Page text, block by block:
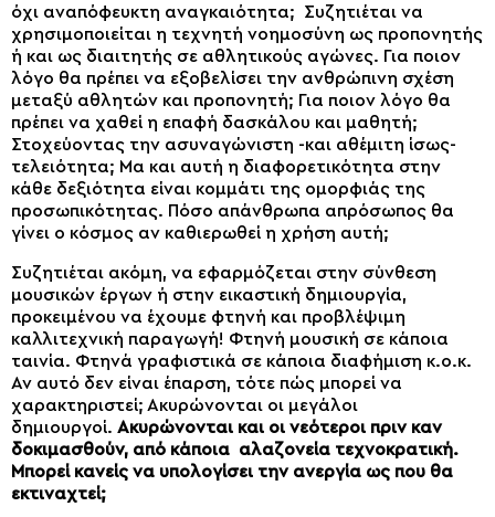
όχι αναπόφευκτη αναγκαιότητα; Συζητιέται να
χρησιμοποιείται η τεχνητή νοημοσύνη ως προπονητής
ή και ως διαιτητής σε αθλητικούς αγώνες. Για ποιον
λόγο θα πρέπει να εξοβελίσει την ανθρώπινη σχέση
μεταξύ αθλητών και προπονητή; Για ποιον λόγο θα
πρέπει να χαθεί η επαφή δασκάλου και μαθητή;
Στοχεύοντας την ασυναγώνιστη -και αθέμιτη ίσως-
τελειότητα; Μα και αυτή η διαφορετικότητα στην
κάθε δεξιότητα είναι κομμάτι της ομορφιάς της
προσωπικότητας. Πόσο απάνθρωπα απρόσωπος θα
γίνει ο κόσμος αν καθιερωθεί η χρήση αυτή;
Συζητιέται ακόμη, να εφαρμόζεται στην σύνθεση
μουσικών έργων ή στην εικαστική δημιουργία,
προκειμένου να έχουμε φτηνή και προβλέψιμη
καλλιτεχνική παραγωγή! Φτηνή μουσική σε κάποια
ταινία. Φτηνά γραφιστικά σε κάποια διαφήμιση κ.ο.κ.
Αν αυτό δεν είναι έπαρση, τότε πώς μπορεί να
χαρακτηριστεί; Ακυρώνονται οι μεγάλοι
δημιουργοί. Ακυρώνονται και οι νεότεροι πριν καν
δοκιμασθούν, από κάποια αλαζονεία τεχνοκρατική.
Μπορεί κανείς να υπολογίσει την ανεργία ως που θα
εκτιναχτεί;